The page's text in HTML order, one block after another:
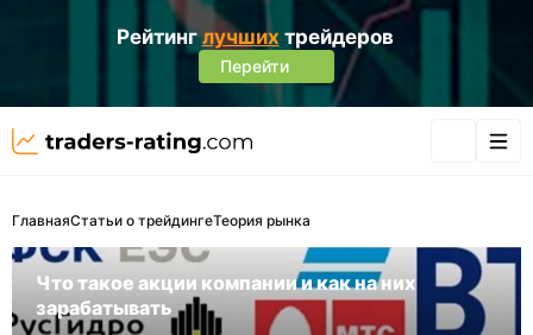
Рейтинглучших трейдеров
Перейти
ГлавнаяСтатьи о трейдингеТеория рынка
Что такое акции компании и как на них
зарабатывать